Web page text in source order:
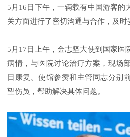
5月16日下午，一辆载有中国游客的
关方面进行了密切沟通与合作，及时
5月17日上午，金志坚大使到国家医
病情，与医院讨论治疗方案，现场
日康复。使馆参赞和主管同志分别
望伤员，帮助解决具体问题。